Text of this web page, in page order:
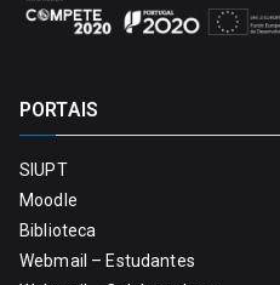
PORTAIS
SIUPT
Moodle
Biblioteca
Webmail – Estudantes